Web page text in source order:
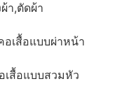
า,ตัดผ้า
อเสื้อแบบผ่าหน้า
เสื้อแบบสวมหัว